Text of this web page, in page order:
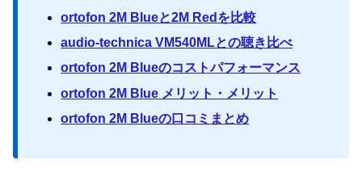
ortofon 2M Blueと2M Redを比較
audio-technica VM540MLとの聴き比べ
ortofon 2M Blueのコストパフォーマンス
ortofon 2M Blue メリット・メリット
ortofon 2M Blueの口コミまとめ